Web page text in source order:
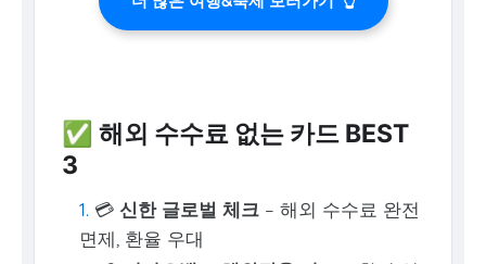
✅ 해외 수수료 없는 카드 BEST
3
💳 신한 글로벌 체크– 해외 수수료 완전
면제, 환율 우대